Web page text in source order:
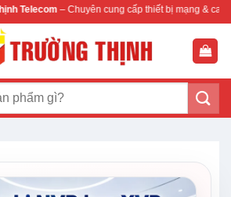
cung cấp thiết bị mạng & camera chính hãng,